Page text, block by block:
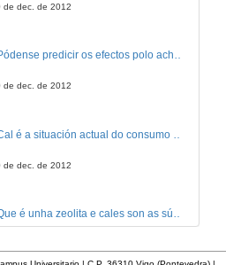
de dec. de 2012
¿Pódense predicir os efectos polo achegamento á Terra dos asteroides?
de dec. de 2012
de dec. de 2012
¿Que é unha zeolita e cales son as súas aplicacións?